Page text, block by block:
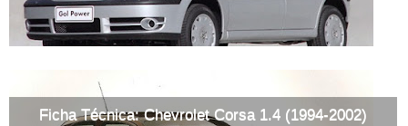
Ficha Técnica: Chevrolet Corsa 1.4 (1994-2002)